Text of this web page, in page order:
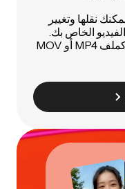
نقلها وتغيير
الخاص بك.
عندما تنتهي، قم بتصدير مشروعك كملف MP4 أو MOV